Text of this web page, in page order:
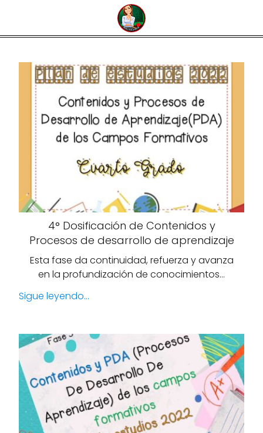
4° Dosificación de Contenidos y
Procesos de desarrollo de aprendizaje
Esta fase da continuidad, refuerza y avanza
en la profundización de conocimientos…
Sigue leyendo...